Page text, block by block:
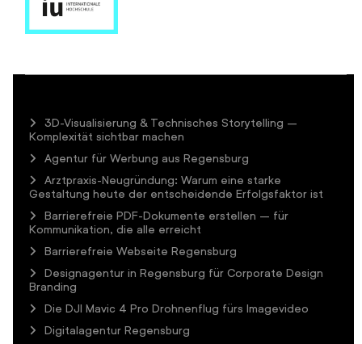
3D-Visualisierung & Technisches Storytelling –
Komplexität sichtbar machen
Agentur für Werbung aus Regensburg
Arztpraxis-Neugründung: Warum eine starke
Gestaltung heute der entscheidende Erfolgsfaktor ist
Barrierefreie PDF-Dokumente erstellen – für
Kommunikation, die alle erreicht
Barrierefreie Webseite Regensburg
Designagentur in Regensburg für Corporate Design
Branding
Die DJI Mavic 4 Pro Drohnenflug fürs Imagevideo
Digitalagentur Regensburg